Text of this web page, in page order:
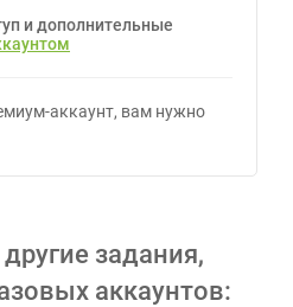
и дополнительные
аккаунт, вам нужно
задания,
аккаунтов: